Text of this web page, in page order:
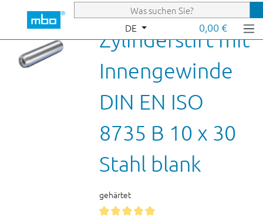
Zum Hauptinhalt springen
DE 0,00 €
Zylinderstift mit
Innengewinde
DIN EN ISO
8735 B 10 x 30
Stahl blank
gehärtet